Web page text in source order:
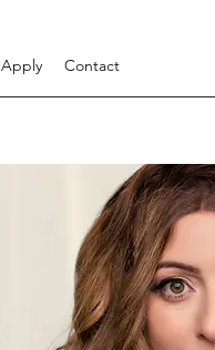
Apply Contact